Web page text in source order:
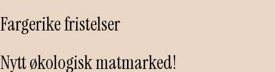
Fargerike fristelser
Nytt økologisk matmarked!